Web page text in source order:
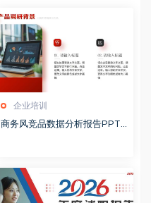
企业培训
商务风竞品数据分析报告PPT